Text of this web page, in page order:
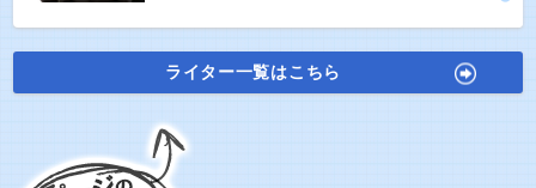
ライター一覧はこちら